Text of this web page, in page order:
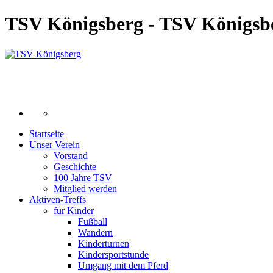
TSV Königsberg - TSV
Startseite
Unser Verein
Vorstand
Geschichte
100 Jahre TSV
Mitglied werden
Aktiven-Treffs
für Kinder
Fußball
Wandern
Kinderturnen
Kindersportstunde
Umgang mit dem Pferd